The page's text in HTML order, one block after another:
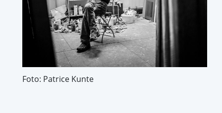
Foto: Patrice Kunte